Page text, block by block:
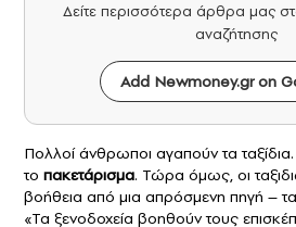
Δείτε περισσότερα άρθρα μας
αναζήτησης
Add Newmoney.gr on
Πολλοί άνθρωποι αγαπούν τα
το πακετάρισμα. Τώρα όμως, οι
βοήθεια από μια απρόσμενη πηγή – τα
«Τα ξενοδοχεία βοηθούν τους